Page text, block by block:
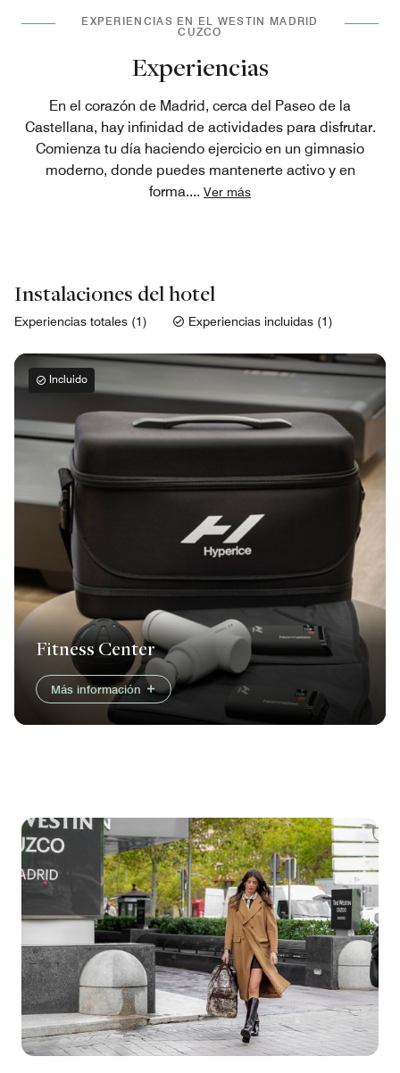
EXPERIENCIAS EN EL WESTIN MADRID
CUZCO
Experiencias
En el corazón de Madrid, cerca del Paseo de la
Castellana, hay infinidad de actividades para disfrutar.
Comienza tu día haciendo ejercicio en un gimnasio
moderno, donde puedes mantenerte activo y en
forma.... Ver más
Instalaciones del hotel
Experiencias totales (1) Experiencias incluidas (1)
Incluido
Fitness Center
Más información